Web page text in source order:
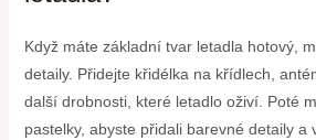
Když máte základní tvar letadla hotový,
detaily. Přidejte křidélka na křídlech,
další drobnosti, které letadlo oživí. Poté
pastelky, abyste přidali barevné detaily a